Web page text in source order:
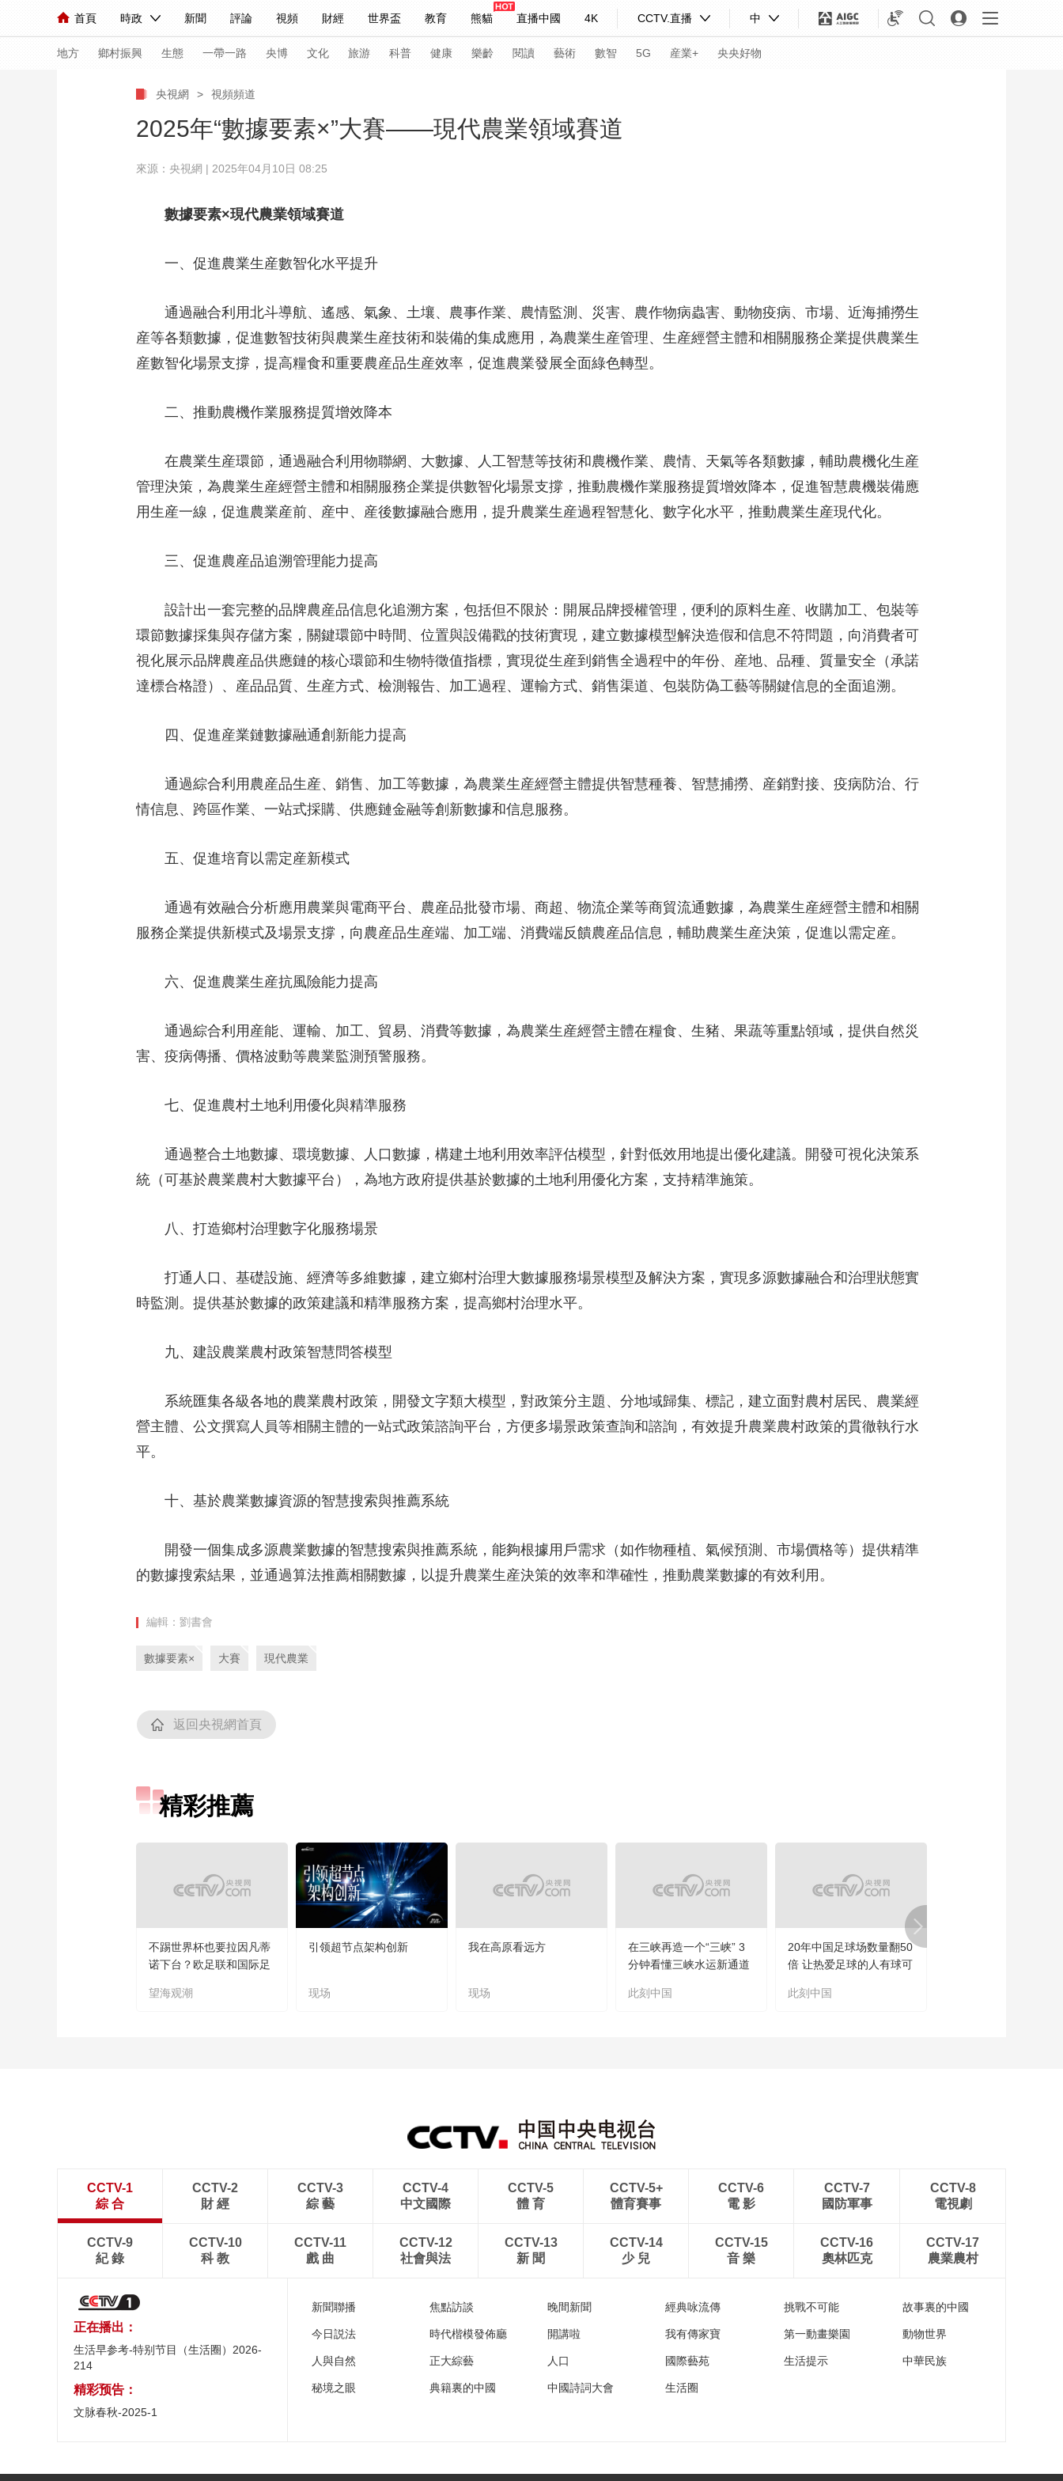
首頁 時政 新聞 評論 視頻 財經 世界盃 教育 熊貓 直播中國 4K CCTV.直播 中
人民領袖習近平 聯播+ 中國領導人 央視快評 習式妙語 熱解讀 天天學習
直播 欄目大全 節目單 聽音 微視頻 主持人 下載央視影音
海外頻道 iPanda English Монгол
地方 鄉村振興 生態 一帶一路 央博 文化 旅游 科普 健康 樂齡 閱讀 藝術 數智 5G 産業+ 央央好物
人民領袖習近平 聯播+ 熱解讀 天天學習
比劃 快看 藍海中國 新兵請入列
競猜 2026年世界盃 2026年冬奧會 CBA NBA 中超 國足 國際足球 網球 綜合體育 亞冬會
CCTV奧林匹克頻道 生活體育大會 體育江湖 文化體育 冰雪道路 足球道路
大國展會 大國保險 雲頂對話 雲起
CCTV.節目官網 直播 節目單 欄目 片庫 收視榜 總台企業白名單
央視網 > 視頻頻道
2025年“數據要素×”大賽——現代農業領域賽道
來源：央視網 | 2025年04月10日 08:25
數據要素×現代農業領域賽道
一、促進農業生産數智化水平提升
通過融合利用北斗導航、遙感、氣象、土壤、農事作業、農情監測、災害、農作物病蟲害、動物疫病、市場、近海捕撈生
産等各類數據，促進數智技術與農業生産技術和裝備的集成應用，為農業生産管理、生産經營主體和相關服務企業提供農業生
産數智化場景支撐，提高糧食和重要農産品生産效率，促進農業發展全面綠色轉型。
二、推動農機作業服務提質增效降本
在農業生産環節，通過融合利用物聯網、大數據、人工智慧等技術和農機作業、農情、天氣等各類數據，輔助農機化生産
管理決策，為農業生産經營主體和相關服務企業提供數智化場景支撐，推動農機作業服務提質增效降本，促進智慧農機裝備應
用生産一線，促進農業産前、産中、産後數據融合應用，提升農業生産過程智慧化、數字化水平，推動農業生産現代化。
三、促進農産品追溯管理能力提高
設計出一套完整的品牌農産品信息化追溯方案，包括但不限於：開展品牌授權管理，便利的原料生産、收購加工、包裝等
環節數據採集與存儲方案，關鍵環節中時間、位置與設備戳的技術實現，建立數據模型解決造假和信息不符問題，向消費者可
視化展示品牌農産品供應鏈的核心環節和生物特徵值指標，實現從生産到銷售全過程中的年份、産地、品種、質量安全（承諾
達標合格證）、産品品質、生産方式、檢測報告、加工過程、運輸方式、銷售渠道、包裝防偽工藝等關鍵信息的全面追溯。
四、促進産業鏈數據融通創新能力提高
通過綜合利用農産品生産、銷售、加工等數據，為農業生産經營主體提供智慧種養、智慧捕撈、産銷對接、疫病防治、行
情信息、跨區作業、一站式採購、供應鏈金融等創新數據和信息服務。
五、促進培育以需定産新模式
通過有效融合分析應用農業與電商平台、農産品批發市場、商超、物流企業等商貿流通數據，為農業生産經營主體和相關
服務企業提供新模式及場景支撐，向農産品生産端、加工端、消費端反饋農産品信息，輔助農業生産決策，促進以需定産。
六、促進農業生産抗風險能力提高
通過綜合利用産能、運輸、加工、貿易、消費等數據，為農業生産經營主體在糧食、生豬、果蔬等重點領域，提供自然災
害、疫病傳播、價格波動等農業監測預警服務。
七、促進農村土地利用優化與精準服務
通過整合土地數據、環境數據、人口數據，構建土地利用效率評估模型，針對低效用地提出優化建議。開發可視化決策系
統（可基於農業農村大數據平台），為地方政府提供基於數據的土地利用優化方案，支持精準施策。
八、打造鄉村治理數字化服務場景
打通人口、基礎設施、經濟等多維數據，建立鄉村治理大數據服務場景模型及解決方案，實現多源數據融合和治理狀態實
時監測。提供基於數據的政策建議和精準服務方案，提高鄉村治理水平。
九、建設農業農村政策智慧問答模型
系統匯集各級各地的農業農村政策，開發文字類大模型，對政策分主題、分地域歸集、標記，建立面對農村居民、農業經
營主體、公文撰寫人員等相關主體的一站式政策諮詢平台，方便多場景政策查詢和諮詢，有效提升農業農村政策的貫徹執行水
平。
十、基於農業數據資源的智慧搜索與推薦系統
開發一個集成多源農業數據的智慧搜索與推薦系統，能夠根據用戶需求（如作物種植、氣候預測、市場價格等）提供精準
的數據搜索結果，並通過算法推薦相關數據，以提升農業生産決策的效率和準確性，推動農業數據的有效利用。
編輯：劉書會
數據要素× 大賽 現代農業
返回央視網首頁
精彩推薦
不踢世界杯也要拉因凡蒂
诺下台？欧足联和国际足
望海观潮
引领超节点架构创新
现场
我在高原看远方
现场
在三峡再造一个“三峡” 3
分钟看懂三峡水运新通道
此刻中国
20年中国足球场数量翻50
倍 让热爱足球的人有球可
此刻中国
CCTV-1
綜 合
CCTV-2
財 經
CCTV-3
綜 藝
CCTV-4
中文國際
CCTV-5
體 育
CCTV-5+
體育賽事
CCTV-6
電 影
CCTV-7
國防軍事
CCTV-8
電視劇
CCTV-9
紀 錄
CCTV-10
科 教
CCTV-11
戲 曲
CCTV-12
社會與法
CCTV-13
新 聞
CCTV-14
少 兒
CCTV-15
音 樂
CCTV-16
奧林匹克
CCTV-17
農業農村
正在播出：
生活早参考-特别节目（生活圈）2026-
214
精彩预告：
文脉春秋-2025-1
新聞聯播 焦點訪談 晚間新聞 經典咏流傳 挑戰不可能 故事裏的中國
今日説法 時代楷模發佈廳 開講啦 我有傳家寶 第一動畫樂園 動物世界
人與自然 正大綜藝 人口 國際藝苑 生活提示 中華民族
秘境之眼 典籍裏的中國 中國詩詞大會 生活圈